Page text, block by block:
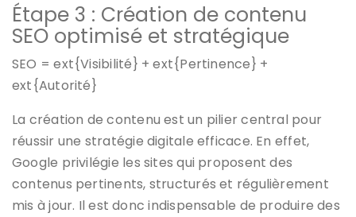
Étape 3 : Création de contenu
SEO optimisé et stratégique
SEO = ext{Visibilité} + ext{Pertinence} +
ext{Autorité}
La création de contenu est un pilier central pour
réussir une stratégie digitale efficace. En effet,
Google privilégie les sites qui proposent des
contenus pertinents, structurés et régulièrement
mis à jour. Il est donc indispensable de produire des